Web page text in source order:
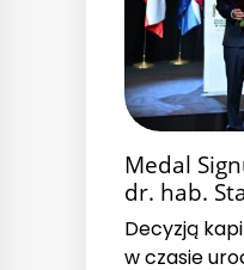
Medal
dr. hab.
Decyzją
w czasie